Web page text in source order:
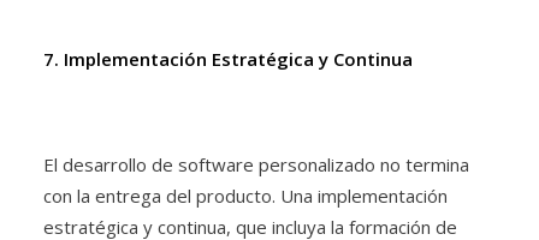
7. Implementación Estratégica y Continua
El desarrollo de software personalizado no termina
con la entrega del producto. Una implementación
estratégica y continua, que incluya la formación de